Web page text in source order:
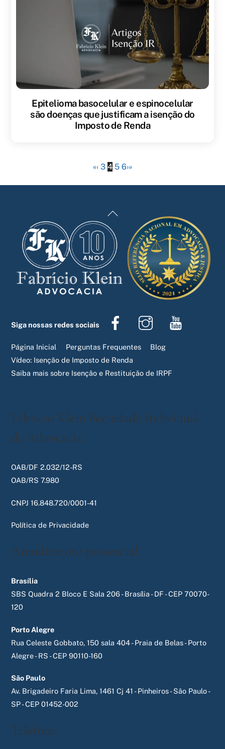
Epitelioma basocelular e espinocelular
são doenças que justificam a isenção do
Imposto de Renda
«‹ 3 4 5 6›»
Back
Top
Siga nossas redes sociais
Facebook Instagram
Página Inicial Perguntas Frequentes
Blog
Vídeo: Isenção de Imposto de Renda
Saiba mais sobre Isenção e Restituição de IRPF
Fabrício Klein Sociedade Individual
de Advocacia
OAB/DF 2.032/12-RS
OAB/RS 7.980
CNPJ 16.848.720/0001-41
Política de Privacidade
Atendimento presencial
Brasília
SBS Quadra 2 Bloco E Sala 206 - Brasília - DF - CEP 70070-
120
Porto Alegre
Rua Celeste Gobbato, 150 sala 404 - Praia de Belas - Porto
Alegre - RS - CEP 90110-160
São Paulo
Av. Brigadeiro Faria Lima, 1461 Cj 41 - Pinheiros - São Paulo -
SP - CEP 01452-002
Telefone